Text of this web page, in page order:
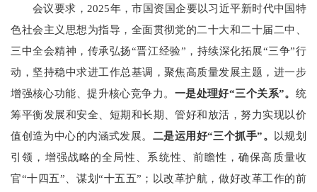
会议要求，2025年，市国资国企要以习近平新时代中国特
色社会主义思想为指导，全面贯彻党的二十大和二十届二中、
三中全会精神，传承弘扬“晋江经验”，持续深化拓展“三争”行
动，坚持稳中求进工作总基调，聚焦高质量发展主题，进一步
增强核心功能、提升核心竞争力。 一是处理好“三个关系”。 统
筹平衡发展和安全、短期和长期、管好和放活，努力实现以价
值创造为中心的内涵式发展。 二是运用好“三个抓手”。
以规划
引领，增强战略的全局性、系统性、前瞻性，确保高质量收
官“十四五”、谋划“十五五”；以改革护航，做好改革工作的前